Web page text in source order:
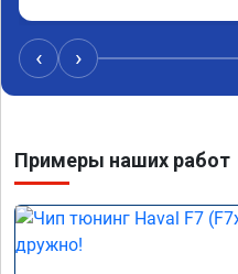
‹ ›
Примеры наших работ